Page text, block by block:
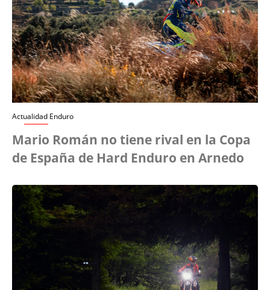
Actualidad Enduro
Mario Román no tiene rival en la Copa
de España de Hard Enduro en Arnedo